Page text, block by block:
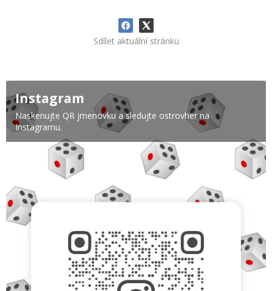
Sdílet aktuální stránku
Instagram
Naskenujte QR jmenovku a sledujte ostrovher na
Instagramu.